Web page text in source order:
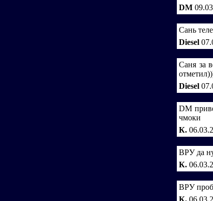
DM
Сань
Diesel
Саня за
Diesel
DM
чмоки
К.
ВРУ да
К.
ВРУ
К.